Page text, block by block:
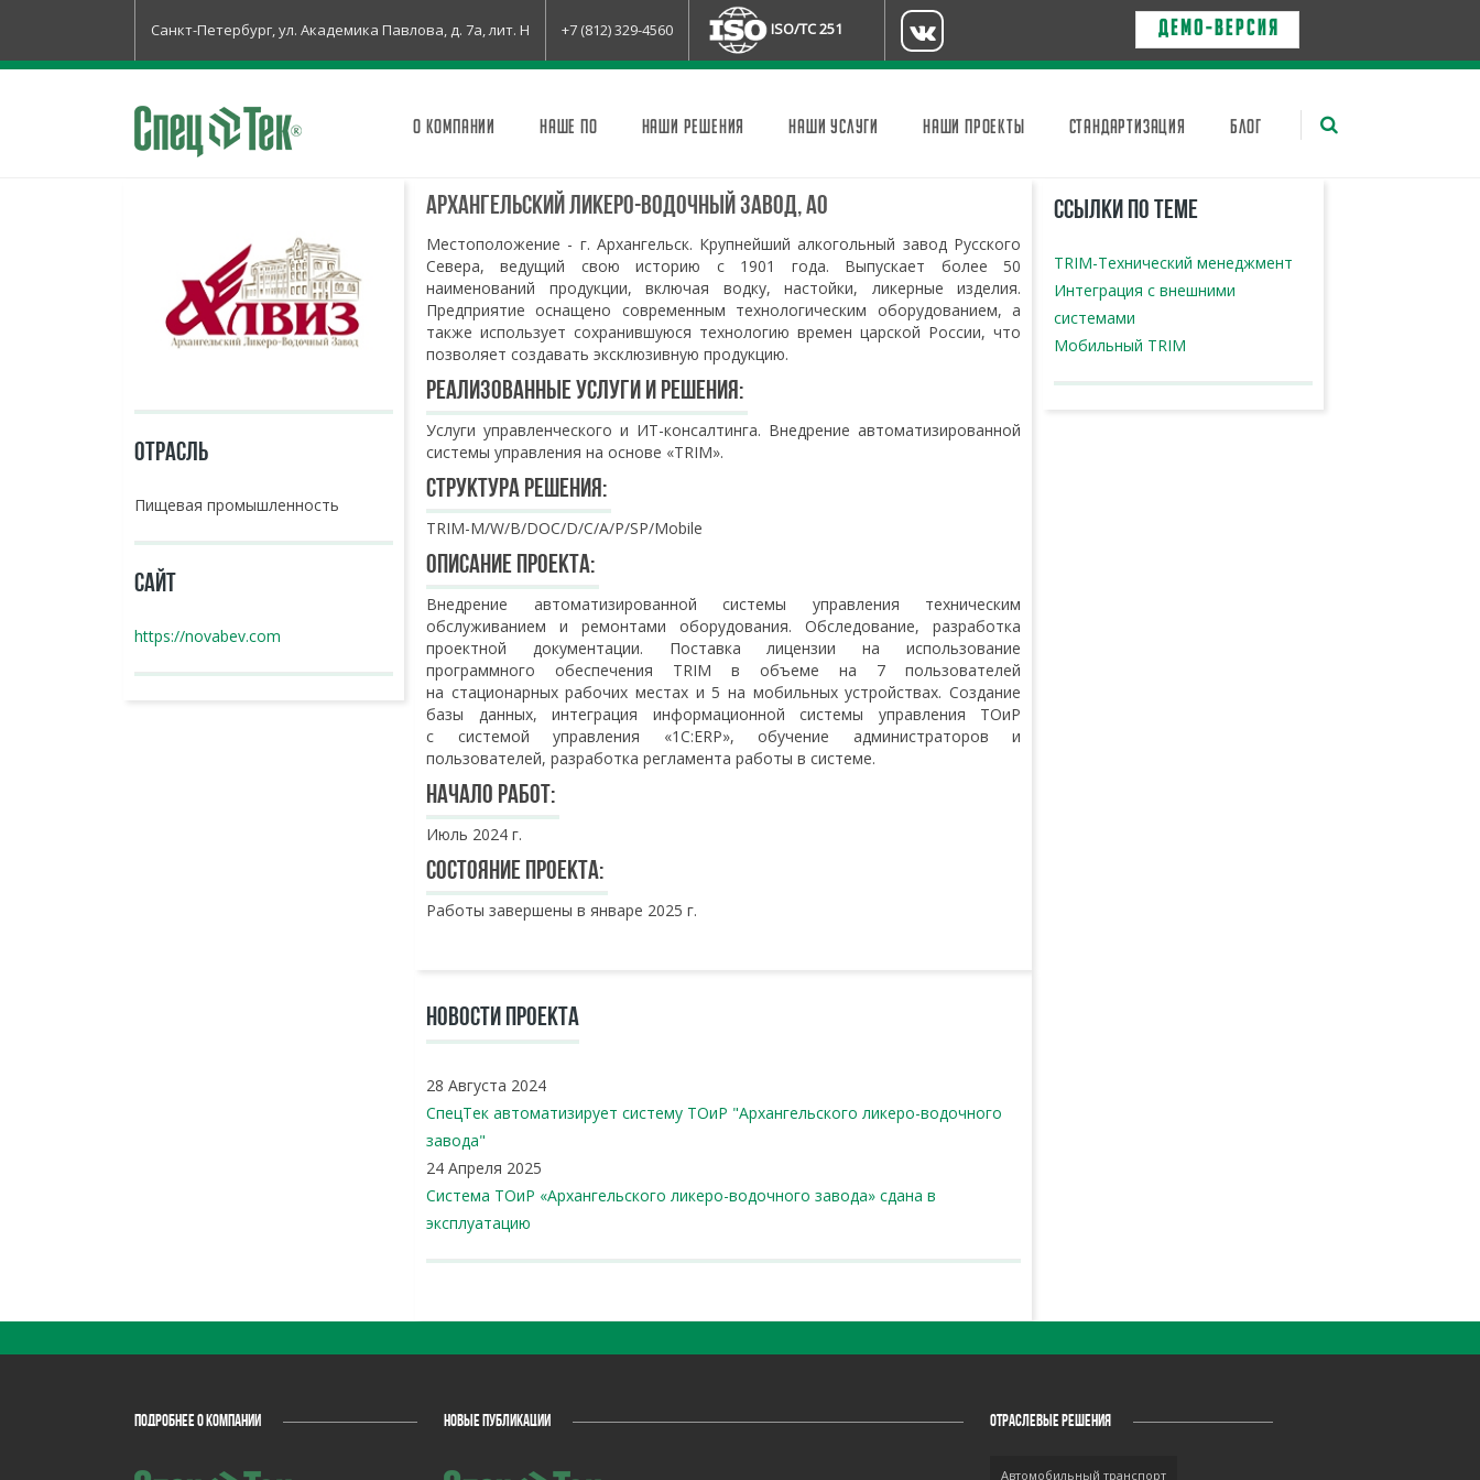
Санкт-Петербург, ул. Академика Павлова, д. 7а, лит. Н +7 (812) 329-4560 ISO/TC 251 Д Е М О - в е р с и я
О КОМПАНИИ НАШЕ ПО НАШИ РЕШЕНИЯ НАШИ УСЛУГИ НАШИ ПРОЕКТЫ СТАНДАРТИЗАЦИЯ БЛОГ
ОТРАСЛЬ
Пищевая промышленность
САЙТ
https://novabev.com
Архангельский ликеро-водочный завод, АО
Местоположение - г. Архангельск. Крупнейший алкогольный завод Русского
Севера, ведущий свою историю с 1901 года. Выпускает более 50
наименований продукции, включая водку, настойки, ликерные изделия.
Предприятие оснащено современным технологическим оборудованием, а
также использует сохранившуюся технологию времен царской России, что
позволяет создавать эксклюзивную продукцию.
Реализованные услуги и решения:
Услуги управленческого и ИТ-консалтинга. Внедрение автоматизированной
системы управления на основе «TRIM».
Структура решения:
TRIM-M/W/B/DOC/D/C/A/P/SP/Mobile
Описание проекта:
Внедрение автоматизированной системы управления техническим
обслуживанием и ремонтами оборудования. Обследование, разработка
проектной документации. Поставка лицензии на использование
программного обеспечения TRIM в объеме на 7 пользователей
на стационарных рабочих местах и 5 на мобильных устройствах. Создание
базы данных, интеграция информационной системы управления ТОиР
с системой управления «1С:ERP», обучение администраторов и
пользователей, разработка регламента работы в системе.
Начало работ:
Июль 2024 г.
Состояние проекта:
Работы завершены в январе 2025 г.
ССЫЛКИ ПО ТЕМЕ
TRIM-Технический менеджмент
Интеграция с внешними
системами
Мобильный TRIM
НОВОСТИ ПРОЕКТА
28 Августа 2024
СпецТек автоматизирует систему ТОиР "Архангельского ликеро-водочного
завода"
24 Апреля 2025
Система ТОиР «Архангельского ликеро-водочного завода» сдана в
эксплуатацию
ПОДРОБНЕЕ О КОМПАНИИ НОВЫЕ ПУБЛИКАЦИИ ОТРАСЛЕВЫЕ РЕШЕНИЯ
Автомобильный транспорт